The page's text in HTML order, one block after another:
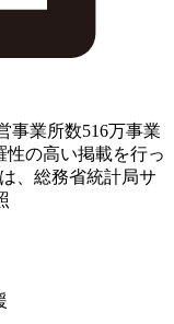
事業所数516万事業
性の高い掲載を行っ
、総務省統計局サ